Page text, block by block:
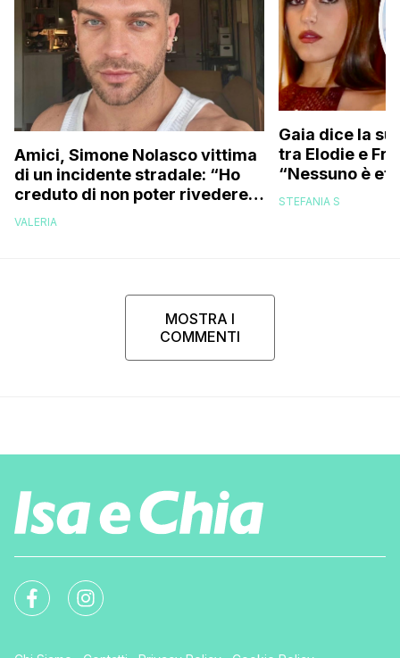
Amici, Simone Nolasco vittima
di un incidente stradale: “Ho
creduto di non poter rivedere
più la mia famiglia”
VALERIA
Gaia dice la
tra Elodie e
“Nessuno è
trovo folle
STEFANIA S
MOSTRA I
COMMENTI